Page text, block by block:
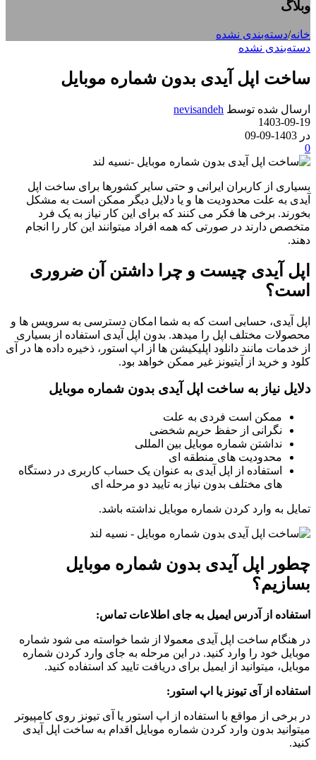
وبلاگ
خانه/دسته‌بندی نشده
دسته‌بندی نشده
ساخت اپل آیدی بدون شماره موبایل
ارسال شده توسط nevisandeh
1403-09-19
در 1403-09-09
0
بسیاری از کاربران ایرانی و حتی سایر کشورها برای ساخت اپل
آیدی به علت محدودیت ها و یا دلایل دیگر ممکن است به مشکل
بخورند. برخی ها فکر می کنند که برای این کار نیاز به یک فرد
متخصص دارند در صورتی که همه افراد میتوانند این کار را انجام
دهند.
اپل آیدی چیست و چرا داشتن آن ضروری
است؟
اپل آیدی، حسابی است که به شما امکان دسترسی به سرویس ها و
محصولات مختلف اپل را میدهد. بدون اپل آیدی استفاده از بسیاری
از خدمات مانند دانلود اپلیکیشن ها از اپ استور، ذخیره داده ها در آی
کلود و خرید از آیتیونز غیر ممکن خواهد بود.
دلایل نیاز به ساخت اپل آیدی بدون شماره موبایل
ممکن است فردی به علت
نگرانی از حفظ حریم شخضی
نداشتن شماره موبایل بین المللی
محدودیت های منطقه ای
استفاده از اپل آیدی به عنوان یک حساب کاربری در دستگاه
های مختلف بدون نیاز به تایید دو مرحله ای
تمایل به وارد کردن شماره موبایل نداشته باشد.
چطور اپل آیدی بدون شماره موبایل
بسازیم؟
استفاده از آدرس ایمیل به جای اطلاعات تماس:
در هنگام ساخت اپل آیدی معمولا از شما خواسته می شود شماره
موبایل خود را وارد کنید. در این مرحله به جای وارد کردن شماره
موبایل، میتوانید از ایمیل برای دریافت تایید کد استفاده کنید.
استفاده از آی تیونز یا اپ استور:
در برخی از مواقع با استفاده از اپ استور یا آی تیونز روی کامپیوتر
میتوانید بدون وارد کردن شماره موبایل اقدام به ساخت اپل آیدی
کنید.